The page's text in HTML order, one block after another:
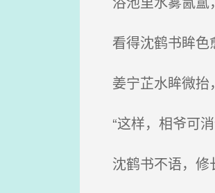
看得沈鹤书眸色
姜宁芷水眸微抬
“这样，相爷可
沈鹤书不语，修